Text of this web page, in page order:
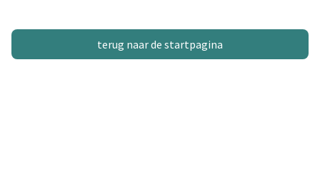
terug naar de startpagina